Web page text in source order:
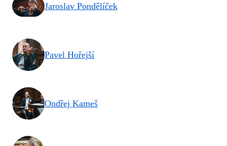
Jaroslav Pondělíček
Pavel Hořejší
Ondřej Kameš